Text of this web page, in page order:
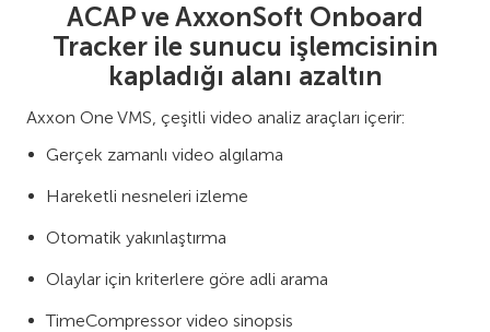
ACAP ve AxxonSoft Onboard
Tracker ile sunucu işlemcisinin
kapladığı alanı azaltın
Axxon One VMS, çeşitli video analiz araçları içerir:
Gerçek zamanlı video algılama
Hareketli nesneleri izleme
Otomatik yakınlaştırma
Olaylar için kriterlere göre adli arama
TimeCompressor video sinopsis